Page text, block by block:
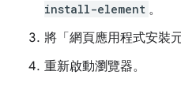
install-element 。
將「網頁應用程式安裝元
重新啟動瀏覽器。